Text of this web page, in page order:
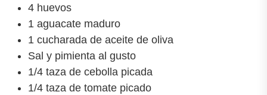
4 huevos
1 aguacate maduro
1 cucharada de aceite de oliva
Sal y pimienta al gusto
1/4 taza de cebolla picada
1/4 taza de tomate picado